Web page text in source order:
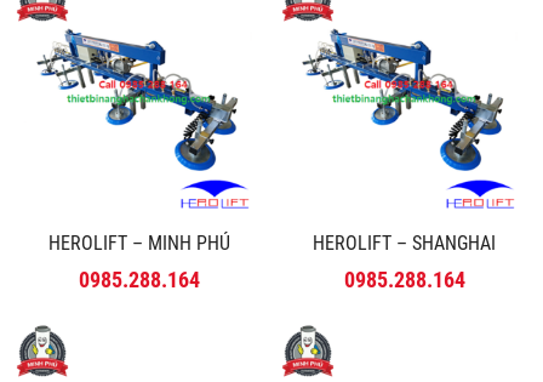
HEROLIFT – MINH PHÚ
0985.288.164
HEROLIFT – SHANGHAI
0985.288.164